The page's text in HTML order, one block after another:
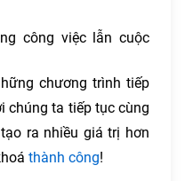
công việc lẫn cuộc
chương trình tiếp
chúng ta tiếp tục cùng
ra nhiều giá trị hơn
thành công!